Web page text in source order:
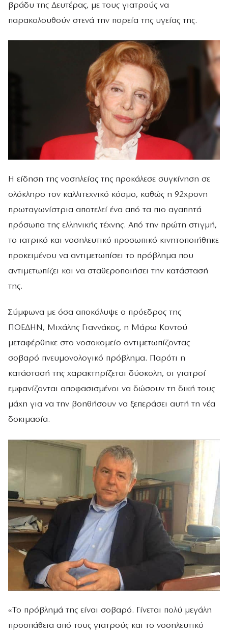
βράδυ της Δευτέρας, με τους γιατρούς να
παρακολουθούν στενά την πορεία της υγείας της.
Η είδηση της νοσηλείας της προκάλεσε συγκίνηση σε
ολόκληρο τον καλλιτεχνικό κόσμο, καθώς η 92χρονη
πρωταγωνίστρια αποτελεί ένα από τα πιο αγαπητά
πρόσωπα της ελληνικής τέχνης. Από την πρώτη στιγμή,
το ιατρικό και νοσηλευτικό προσωπικό κινητοποιήθηκε
προκειμένου να αντιμετωπίσει το πρόβλημα που
αντιμετωπίζει και να σταθεροποιήσει την κατάστασή
της.
Σύμφωνα με όσα αποκάλυψε ο πρόεδρος της
ΠΟΕΔΗΝ, Μιχάλης Γιαννάκος, η Μάρω Κοντού
μεταφέρθηκε στο νοσοκομείο αντιμετωπίζοντας
σοβαρό πνευμονολογικό πρόβλημα. Παρότι η
κατάστασή της χαρακτηρίζεται δύσκολη, οι γιατροί
εμφανίζονται αποφασισμένοι να δώσουν τη δική τους
μάχη για να την βοηθήσουν να ξεπεράσει αυτή τη νέα
δοκιμασία.
«Το πρόβλημά της είναι σοβαρό. Γίνεται πολύ μεγάλη
προσπάθεια από τους γιατρούς και το νοσηλευτικό